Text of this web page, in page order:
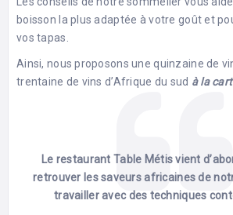
boisson la plus adaptée à votre goût et
vos tapas.
Ainsi, nous proposons une quinzaine de
trentaine de vins d’Afrique du sud à la
Le restaurant Table Métis vient
retrouver les saveurs africaines de
travailler avec des techniques